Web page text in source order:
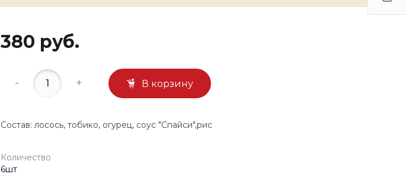
380 руб.
- + В корзину
Состав: лосось, тобико, огурец, соус "Спайси",рис
Количество
6шт